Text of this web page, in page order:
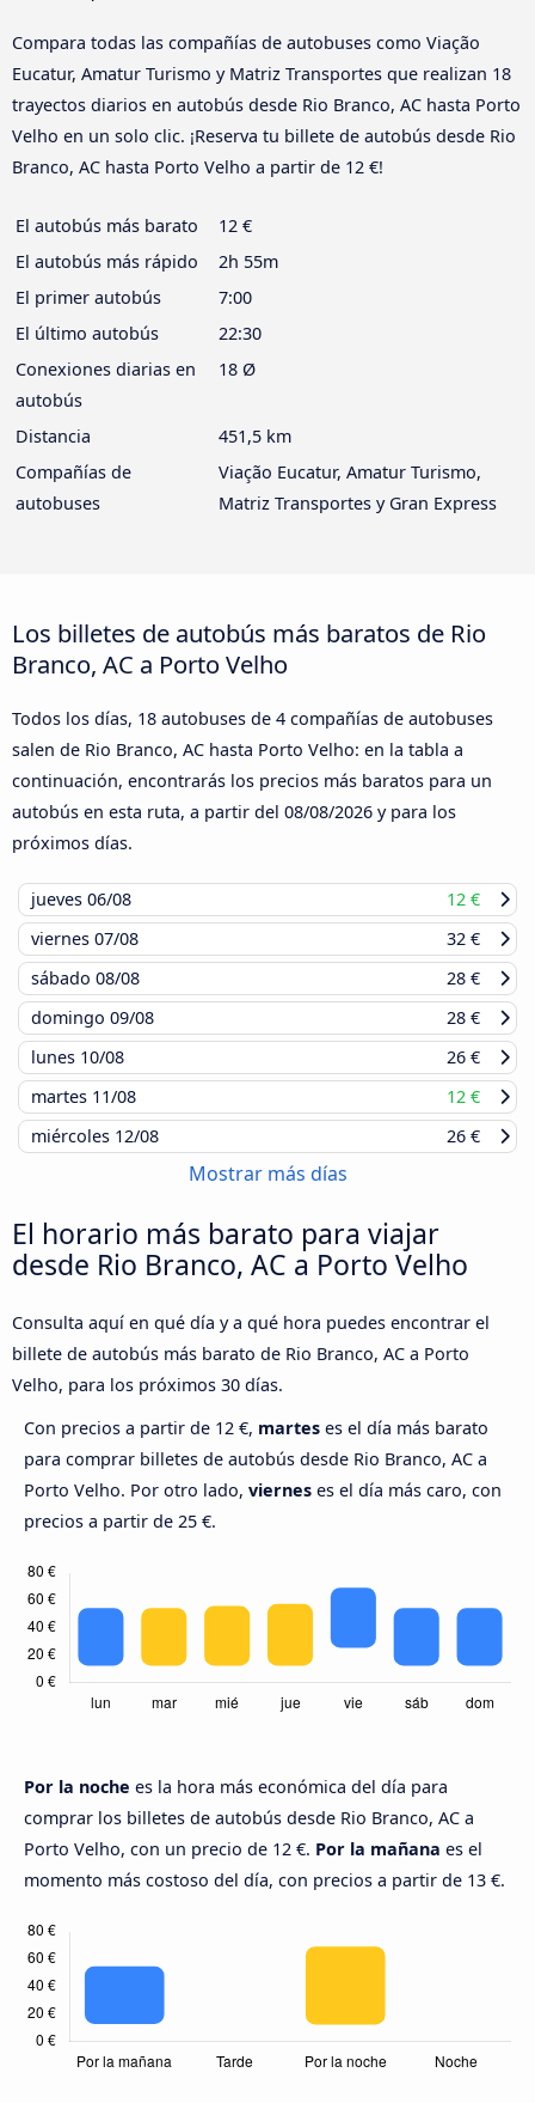
Compara todas las compañías de autobuses como Viação
Eucatur, Amatur Turismo y Matriz Transportes que realizan 18
trayectos diarios en autobús desde Rio Branco, AC hasta Porto
Velho en un solo clic. ¡Reserva tu billete de autobús desde Rio
Branco, AC hasta Porto Velho a partir de 12 €!
El autobús más barato
12 €
El autobús más rápido
2h 55m
El primer autobús
7:00
El último autobús
22:30
Conexiones diarias en
autobús
18 Ø
Distancia
451,5 km
Compañías de
autobuses
Viação Eucatur, Amatur Turismo,
Matriz Transportes y Gran Express
Los billetes de autobús más baratos de Rio
Branco, AC a Porto Velho
Todos los días, 18 autobuses de 4 compañías de autobuses
salen de Rio Branco, AC hasta Porto Velho: en la tabla a
continuación, encontrarás los precios más baratos para un
autobús en esta ruta, a partir del 08/08/2026 y para los
próximos días.
jueves 06/08
12 €
viernes 07/08
32 €
sábado 08/08
28 €
domingo 09/08
28 €
lunes 10/08
26 €
martes 11/08
12 €
miércoles 12/08 26 €
Mostrar más días
El horario más barato para viajar
desde Rio Branco, AC a Porto Velho
Consulta aquí en qué día y a qué hora puedes encontrar el
billete de autobús más barato de Rio Branco, AC a Porto
Velho, para los próximos 30 días.
Con precios a partir de 12 €, martes es el día más barato
para comprar billetes de autobús desde Rio Branco, AC a
Porto Velho. Por otro lado, viernes es el día más caro, con
precios a partir de 25 €.
Por la noche es la hora más económica del día para
comprar los billetes de autobús desde Rio Branco, AC a
Porto Velho, con un precio de 12 €. Por la mañana es el
momento más costoso del día, con precios a partir de 13 €.